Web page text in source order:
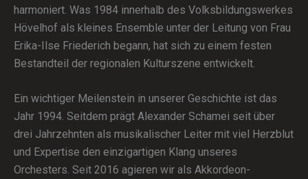
harmoniert. Was 1984 innerhalb des Volksbildungswerkes
Hövelhof als kleines Ensemble unter der Leitung von Frau
Erika-Ilse Friederich begann, hat sich zu einem festen
Bestandteil der regionalen Kulturszene entwickelt.
Ein wichtiger Meilenstein in unserer Geschichte ist das
Jahr 1994. Seitdem prägt Alexander Schamei seit über
drei Jahrzehnten als musikalischer Leiter mit viel Herzblut
und Expertise den einzigartigen Klang unseres
Orchesters. Seit 2016 agieren wir als Akkordeon-